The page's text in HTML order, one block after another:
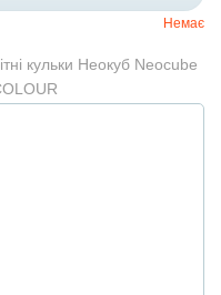
Немає
кульки Неокуб Neocube